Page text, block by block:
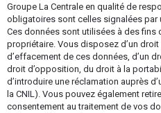
Groupe La Centrale en qualité de
obligatoires sont celles signalées par
Ces données sont utilisées à des fins
propriétaire. Vous disposez d’un
d’effacement de ces données, d’un
droit d’opposition, du droit à la
d’introduire une réclamation auprès
la CNIL). Vous pouvez également
consentement au traitement de vos